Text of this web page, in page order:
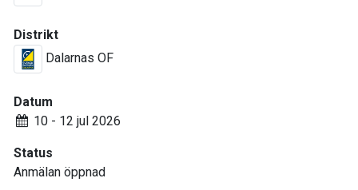
Distrikt
Dalarnas OF
Datum
10 - 12 jul 2026
Status
Anmälan öppnad